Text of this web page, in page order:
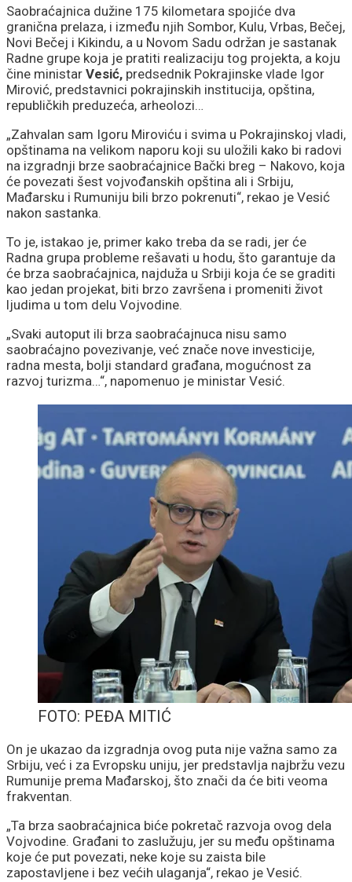
Saobraćajnica dužine 175 kilometara spojiće dva
granična prelaza, i između njih Sombor, Kulu, Vrbas, Bečej,
Novi Bečej i Kikindu, a u Novom Sadu održan je sastanak
Radne grupe koja je pratiti realizaciju tog projekta, a koju
čine ministar Vesić, predsednik Pokrajinske vlade Igor
Mirović, predstavnici pokrajinskih institucija, opština,
republičkih preduzeća, arheolozi…
„Zahvalan sam Igoru Miroviću i svima u Pokrajinskoj vladi,
opštinama na velikom naporu koji su uložili kako bi radovi
na izgradnji brze saobraćajnice Bački breg – Nakovo, koja
će povezati šest vojvođanskih opština ali i Srbiju,
Mađarsku i Rumuniju bili brzo pokrenuti“, rekao je Vesić
nakon sastanka.
To je, istakao je, primer kako treba da se radi, jer će
Radna grupa probleme rešavati u hodu, što garantuje da
će brza saobraćajnica, najduža u Srbiji koja će se graditi
kao jedan projekat, biti brzo završena i promeniti život
ljudima u tom delu Vojvodine.
„Svaki autoput ili brza saobraćajnuca nisu samo
saobraćajno povezivanje, već znače nove investicije,
radna mesta, bolji standard građana, mogućnost za
razvoj turizma…“, napomenuo je ministar Vesić.
FOTO: PEĐA MITIĆ
On je ukazao da izgradnja ovog puta nije važna samo za
Srbiju, već i za Evropsku uniju, jer predstavlja najbržu vezu
Rumunije prema Mađarskoj, što znači da će biti veoma
frakventan.
„Ta brza saobraćajnica biće pokretač razvoja ovog dela
Vojvodine. Građani to zaslužuju, jer su među opštinama
koje će put povezati, neke koje su zaista bile
zapostavljene i bez većih ulaganja“, rekao je Vesić.